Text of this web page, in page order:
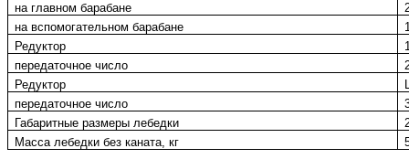
на главном барабане
на вспомогательном барабане
Редуктор
передаточное число
Редуктор
передаточное число
Габаритные размеры лебедки
Масса лебедки без каната, кг